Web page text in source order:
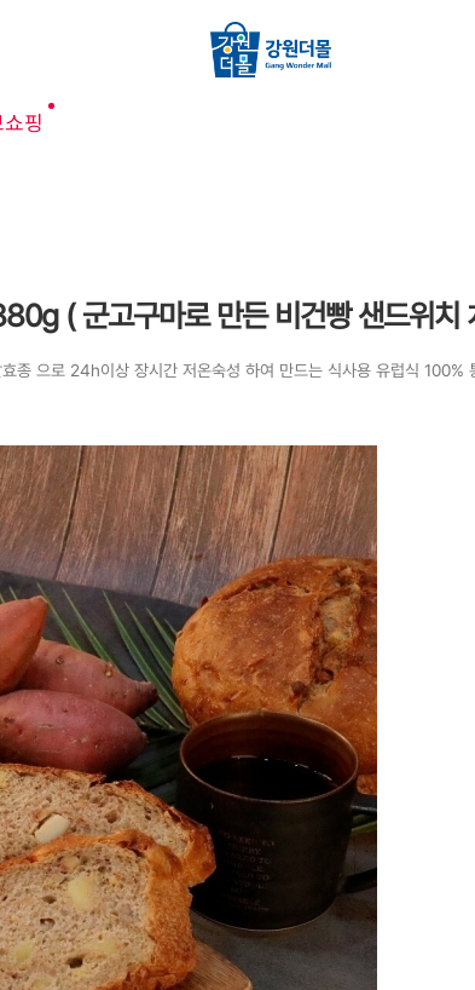
핑
( 군고구마로 만든 비건빵 샌드위치
종 으로 24h이상 장시간 저온숙성 하여 만드는 식사용 유럽식 100%